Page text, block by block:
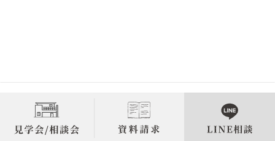
Copyright © 2013
佐賀の注文住宅なら伊万里・武雄の工務
店 株式会社樋渡建設All Rights Reserved.